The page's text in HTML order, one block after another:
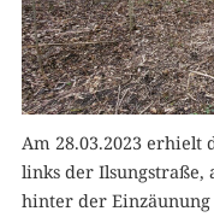
Am 28.03.2023 erhielt
links der Ilsungstraße,
hinter der Einzäunung